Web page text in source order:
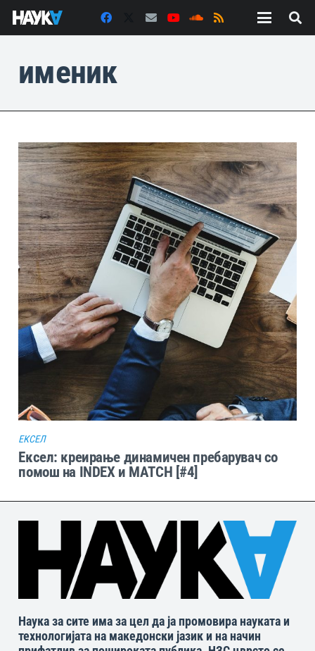
именик
ЕКСЕЛ
Ексел: креирање динамичен пребарувач со
помош на INDEX и MATCH [#4]
Наука за сите има за цел да ја промовира науката и
технологијата на македонски јазик и на начин